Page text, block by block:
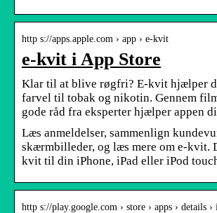
http s://apps.apple.com › app › e-kvit
e-kvit i App Store
Klar til at blive røgfri? E-kvit hjælper
farvel til tobak og nikotin. Gennem
gode råd fra eksperter hjælper appen
Læs anmeldelser, sammenlign
skærmbilleder, og læs mere om e-kvit.
kvit til din iPhone, iPad eller iPod
http s://play.google.com › store › apps › details